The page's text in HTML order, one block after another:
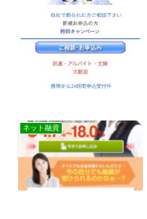
ネット融資